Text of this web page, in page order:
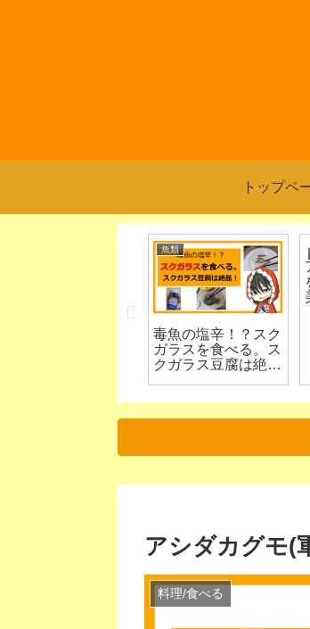
トップペ
魚類
毒魚の塩辛！？スク
ガラスを食べる。ス
クガラス豆腐は絶
アシダカグモ(
料理/食べる